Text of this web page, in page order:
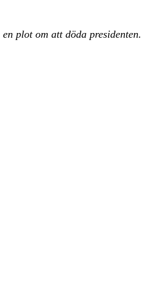
plot om att döda presidenten.